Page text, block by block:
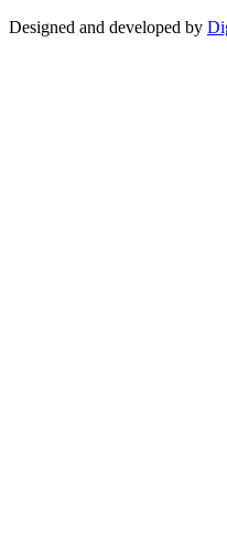
Designed and developed by